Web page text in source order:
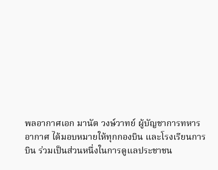
พลอากาศเอก มานัต วงษ์วาทย์ ผู้บัญชาการทหาร
อากาศ ได้มอบหมายให้ทุกกองบิน และโรงเรียนการ
บินร่วมเป็นส่วนหนึ่งในการดูแลประชาชน